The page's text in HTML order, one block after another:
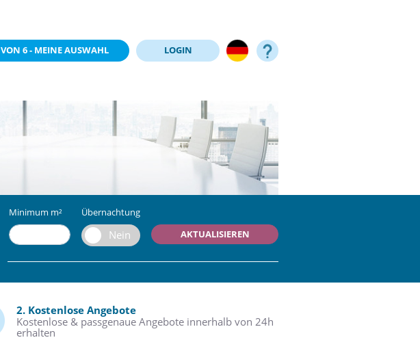
VON 6 - MEINE AUSWAHL LOGIN
Minimum m²
Übernachtung
AKTUALISIEREN
2. Kostenlose Angebote
Kostenlose & passgenaue Angebote innerhalb von 24h
erhalten